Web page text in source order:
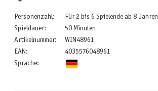
Personenzahl:
Für 2 bis 6 Spielende ab 8 Jahren
Spieldauer:
50 Minuten
Artikelnummer:
WIN48961
EAN:
4035576048961
Sprache: